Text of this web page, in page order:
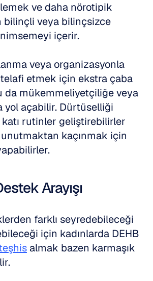
ve daha nörotipik
veya bilinçsizce
içerir.
veya organizasyonla
etmek için ekstra çaba
da mükemmeliyetçiliğe veya
yol açabilir. Dürtüselliği
rutinler geliştirebilirler
kaçınmak için
Arayışı
farklı seyredebileceği
için kadınlarda DEHB
almak bazen karmaşık